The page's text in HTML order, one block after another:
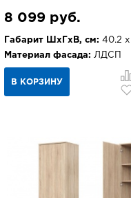
8 099 руб.
Габарит ШхГхВ, см: 40.2 х
Материал фасада: ЛДСП
В КОРЗИНУ